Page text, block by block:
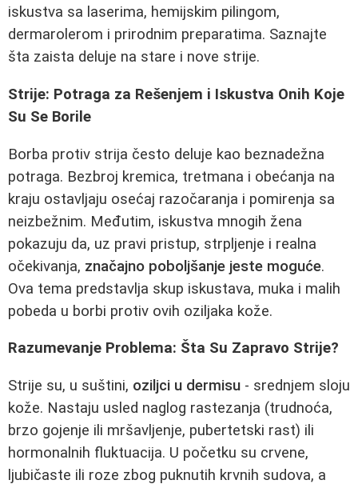
iskustva sa laserima, hemijskim pilingom,
dermarolerom i prirodnim preparatima. Saznajte
šta zaista deluje na stare i nove strije.
Strije: Potraga za Rešenjem i Iskustva Onih Koje
Su Se Borile
Borba protiv strija često deluje kao beznadežna
potraga. Bezbroj kremica, tretmana i obećanja na
kraju ostavljaju osećaj razočaranja i pomirenja sa
neizbežnim. Međutim, iskustva mnogih žena
pokazuju da, uz pravi pristup, strpljenje i realna
očekivanja, značajno poboljšanje jeste moguće.
Ova tema predstavlja skup iskustava, muka i malih
pobeda u borbi protiv ovih oziljaka kože.
Razumevanje Problema: Šta Su Zapravo Strije?
Strije su, u suštini, oziljci u dermisu - srednjem sloju
kože. Nastaju usled naglog rastezanja (trudnoća,
brzo gojenje ili mršavljenje, pubertetski rast) ili
hormonalnih fluktuacija. U početku su crvene,
ljubičaste ili roze zbog puknutih krvnih sudova, a